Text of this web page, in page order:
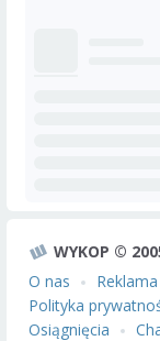
WYKOP ©
O nas
Reklama
Polityka
Osiągnięcia